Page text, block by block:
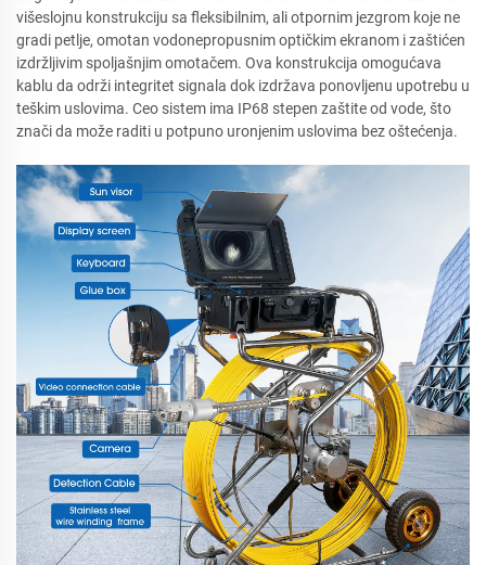
višeslojnu konstrukciju sa fleksibilnim, ali otpornim jezgrom koje ne
gradi petlje, omotan vodonepropusnim optičkim ekranom i zaštićen
izdržljivim spoljašnjim omotačem. Ova konstrukcija omogućava
kablu da održi integritet signala dok izdržava ponovljenu upotrebu u
teškim uslovima. Ceo sistem ima IP68 stepen zaštite od vode, što
znači da može raditi u potpuno uronjenim uslovima bez oštećenja.